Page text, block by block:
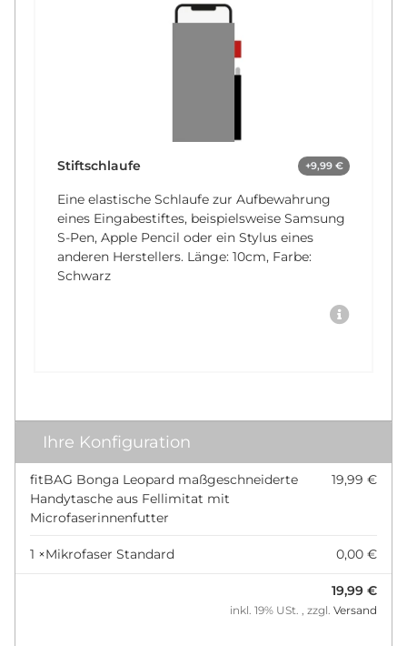
Stiftschlaufe +9,99 €
Eine elastische Schlaufe zur Aufbewahrung
eines Eingabestiftes, beispielsweise Samsung
S-Pen, Apple Pencil oder ein Stylus eines
anderen Herstellers. Länge: 10cm, Farbe:
Schwarz
Ihre Konfiguration
fitBAG Bonga Leopard maßgeschneiderte
Handytasche aus Fellimitat mit
Microfaserinnenfutter
19,99 €
1 ×Mikrofaser Standard 0,00 €
19,99 €
inkl. 19% USt. , zzgl. Versand